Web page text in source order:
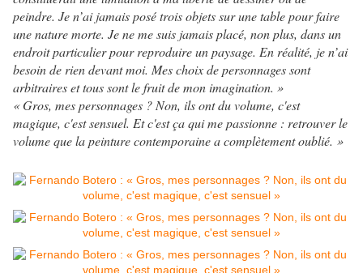
peindre. Je n’ai jamais posé trois objets sur une table pour faire
une nature morte. Je ne me suis jamais placé, non plus, dans un
endroit particulier pour reproduire un paysage. En réalité, je n’ai
besoin de rien devant moi. Mes choix de personnages sont
arbitraires et tous sont le fruit de mon imagination. »
« Gros, mes personnages ? Non, ils ont du volume, c'est
magique, c'est sensuel. Et c'est ça qui me passionne : retrouver le
volume que la peinture contemporaine a complètement oublié. »